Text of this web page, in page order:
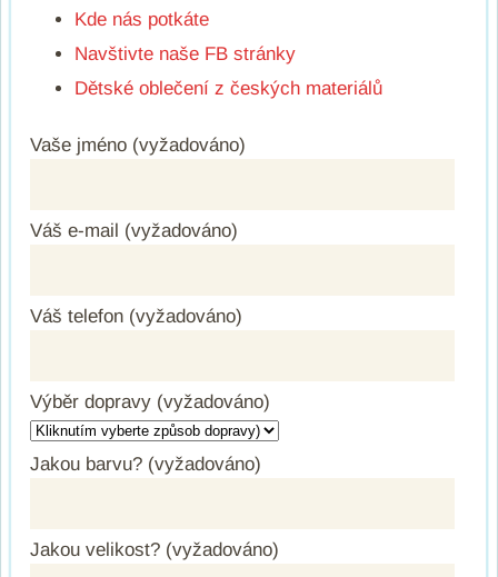
Kde nás potkáte
Navštivte naše FB stránky
Dětské oblečení z českých materiálů
Vaše jméno (vyžadováno)
Váš e-mail (vyžadováno)
Váš telefon (vyžadováno)
Výběr dopravy (vyžadováno)
Jakou barvu? (vyžadováno)
Jakou velikost? (vyžadováno)